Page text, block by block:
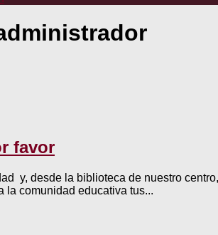
favor
y, desde la biblioteca de nuestro
la comunidad educativa tus...